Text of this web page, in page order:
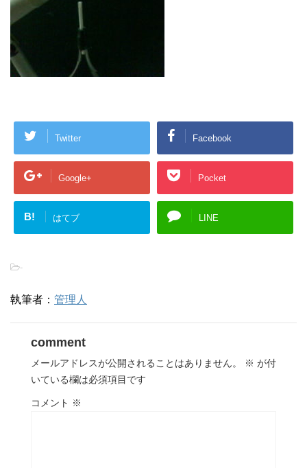
Twitter Facebook
Google+ Pocket
B! はてブ LINE
-
執筆者： 管理人
comment
メールアドレスが公開されることはありません。 ※ が付
いている欄は必須項目です
コメント ※